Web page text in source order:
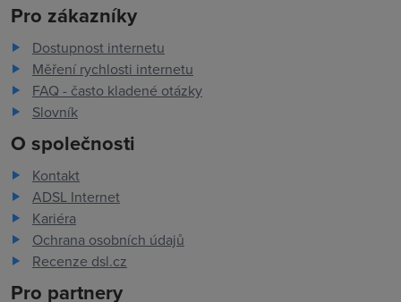
Pro zákazníky
Dostupnost internetu
Měření rychlosti internetu
FAQ - často kladené otázky
Slovník
O společnosti
Kontakt
ADSL Internet
Kariéra
Ochrana osobních údajů
Recenze dsl.cz
Pro partnery